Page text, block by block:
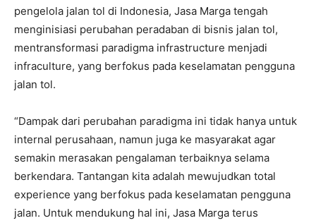
pengelola jalan tol di Indonesia, Jasa Marga tengah
menginisiasi perubahan peradaban di bisnis jalan tol,
mentransformasi paradigma infrastructure menjadi
infraculture, yang berfokus pada keselamatan pengguna
jalan tol.
“Dampak dari perubahan paradigma ini tidak hanya untuk
internal perusahaan, namun juga ke masyarakat agar
semakin merasakan pengalaman terbaiknya selama
berkendara. Tantangan kita adalah mewujudkan total
experience yang berfokus pada keselamatan pengguna
jalan. Untuk mendukung hal ini, Jasa Marga terus